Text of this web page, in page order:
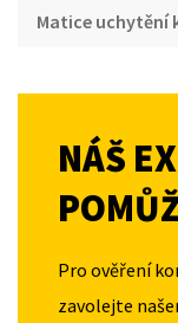
Matice uchytění
NÁŠ
Pro ověření
zavolejte